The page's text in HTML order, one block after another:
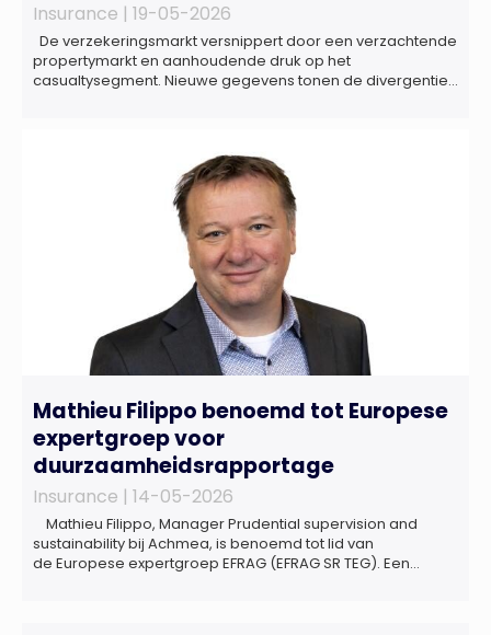
Insurance | 19-05-2026
De verzekeringsmarkt versnippert door een verzachtende
propertymarkt en aanhoudende druk op het
casualtysegment. Nieuwe gegevens tonen de divergentie
het Market Pulse Report voor het eerste kwartaal van 2026
De bedrijfsmatige […]
Mathieu Filippo benoemd tot Europese
expertgroep voor
duurzaamheidsrapportage
Insurance | 14-05-2026
Mathieu Filippo, Manager Prudential supervision and
sustainability bij Achmea, is benoemd tot lid van
de Europese expertgroep EFRAG (EFRAG SR TEG). Een